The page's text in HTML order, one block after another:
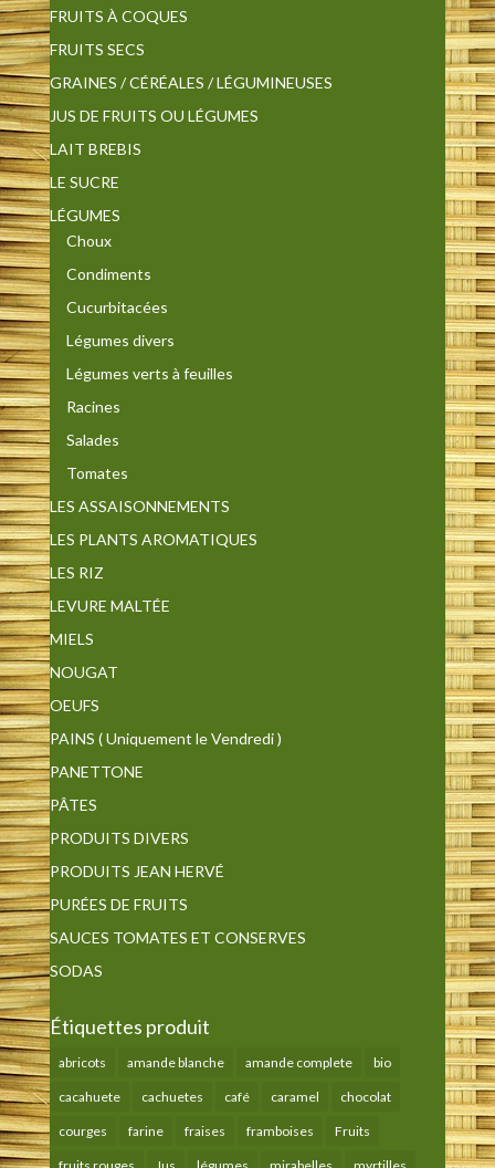
FRUITS À COQUES
FRUITS SECS
GRAINES / CÉRÉALES / LÉGUMINEUSES
JUS DE FRUITS OU LÉGUMES
LAIT BREBIS
LE SUCRE
LÉGUMES
Choux
Condiments
Cucurbitacées
Légumes divers
Légumes verts à feuilles
Racines
Salades
Tomates
LES ASSAISONNEMENTS
LES PLANTS AROMATIQUES
LES RIZ
LEVURE MALTÉE
MIELS
NOUGAT
OEUFS
PAINS ( Uniquement le Vendredi )
PANETTONE
PÂTES
PRODUITS DIVERS
PRODUITS JEAN HERVÉ
PURÉES DE FRUITS
SAUCES TOMATES ET CONSERVES
SODAS
Étiquettes produit
abricots amande blanche amande complete bio
cacahuete cachuetes café caramel chocolat
courges farine fraises framboises Fruits